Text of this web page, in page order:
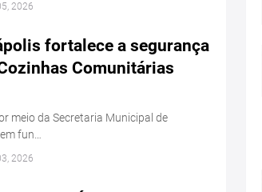
2026
fortalece a segurança
Comunitárias
meio da Secretaria Municipal de
fun…
2026